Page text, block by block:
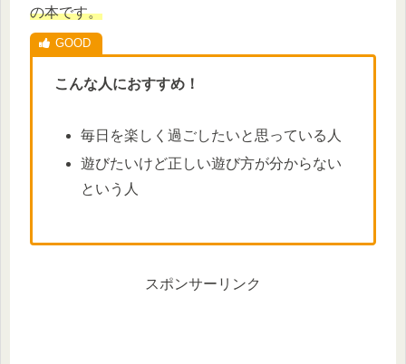
の本です。
こんな人におすすめ！
毎日を楽しく過ごしたいと思っている人
遊びたいけど正しい遊び方が分からない
という人
スポンサーリンク